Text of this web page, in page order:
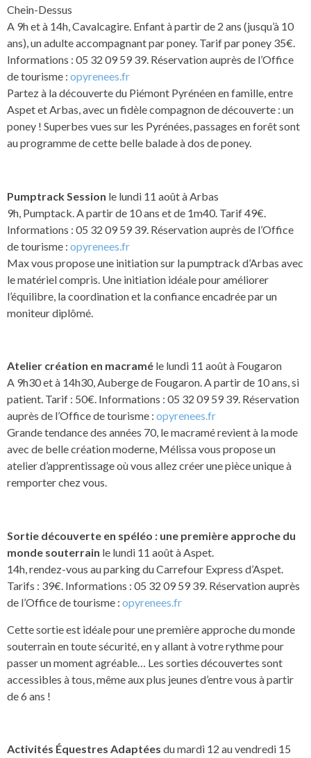
Chein-Dessus
A 9h et à 14h, Cavalcagire. Enfant à partir de 2 ans (jusqu’à 10
ans), un adulte accompagnant par poney. Tarif par poney 35€.
Informations : 05 32 09 59 39. Réservation auprès de l’Office
de tourisme : opyrenees.fr
Partez à la découverte du Piémont Pyrénéen en famille, entre
Aspet et Arbas, avec un fidèle compagnon de découverte : un
poney ! Superbes vues sur les Pyrénées, passages en forêt sont
au programme de cette belle balade à dos de poney.
Pumptrack Session le lundi 11 août à Arbas
9h, Pumptack. A partir de 10 ans et de 1m40. Tarif 49€.
Informations : 05 32 09 59 39. Réservation auprès de l’Office
de tourisme : opyrenees.fr
Max vous propose une initiation sur la pumptrack d’Arbas avec
le matériel compris. Une initiation idéale pour améliorer
l’équilibre, la coordination et la confiance encadrée par un
moniteur diplômé.
Atelier création en macramé le lundi 11 août à Fougaron
A 9h30 et à 14h30, Auberge de Fougaron. A partir de 10 ans, si
patient. Tarif : 50€. Informations : 05 32 09 59 39. Réservation
auprès de l’Office de tourisme : opyrenees.fr
Grande tendance des années 70, le macramé revient à la mode
avec de belle création moderne, Mélissa vous propose un
atelier d’apprentissage où vous allez créer une pièce unique à
remporter chez vous.
Sortie découverte en spéléo : une première approche du
monde souterrain le lundi 11 août à Aspet.
14h, rendez-vous au parking du Carrefour Express d’Aspet.
Tarifs : 39€. Informations : 05 32 09 59 39. Réservation auprès
de l’Office de tourisme : opyrenees.fr
Cette sortie est idéale pour une première approche du monde
souterrain en toute sécurité, en y allant à votre rythme pour
passer un moment agréable… Les sorties découvertes sont
accessibles à tous, même aux plus jeunes d’entre vous à partir
de 6 ans !
Activités Équestres Adaptées du mardi 12 au vendredi 15